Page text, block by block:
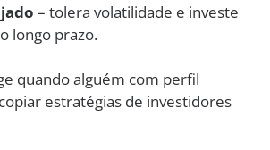
– tolera volatilidade e investe
longo prazo.
quando alguém com perfil
estratégias de investidores